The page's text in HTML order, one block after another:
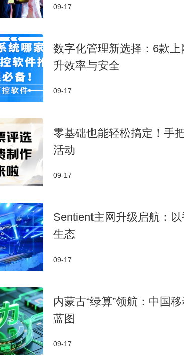
09-17
数字化管理新选择：6款
升效率与安全
09-17
零基础也能轻松搞定！手
活动
09-17
​Sentient主网升级启航：
生态​
09-17
内蒙古“绿算”领航：中国
蓝图
09-17